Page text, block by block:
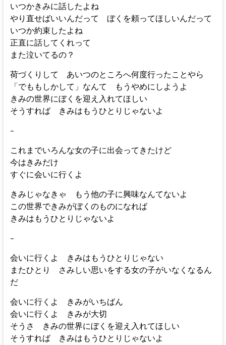
いつかきみに話したよね
やり直せばいいんだって ぼくを頼ってほしいんだって
いつか約束したよね
正直に話してくれって
また泣いてるの？
荷づくりして あいつのところへ何度行ったことやら
「でももしかして」なんて もうやめにしようよ
きみの世界にぼくを迎え入れてほしい
そうすれば きみはもうひとりじゃないよ
–
これまでいろんな女の子に出会ってきたけど
今はきみだけ
すぐに会いに行くよ
きみじゃなきゃ もう他の子に興味なんてないよ
この世界できみがぼくのものになれば
きみはもうひとりじゃないよ
–
会いに行くよ きみはもうひとりじゃない
またひとり さみしい思いをする女の子がいなくなるん
だ
会いに行くよ きみがいちばん
会いに行くよ きみが大切
そうさ きみの世界にぼくを迎え入れてほしい
そうすれば きみはもうひとりじゃないよ